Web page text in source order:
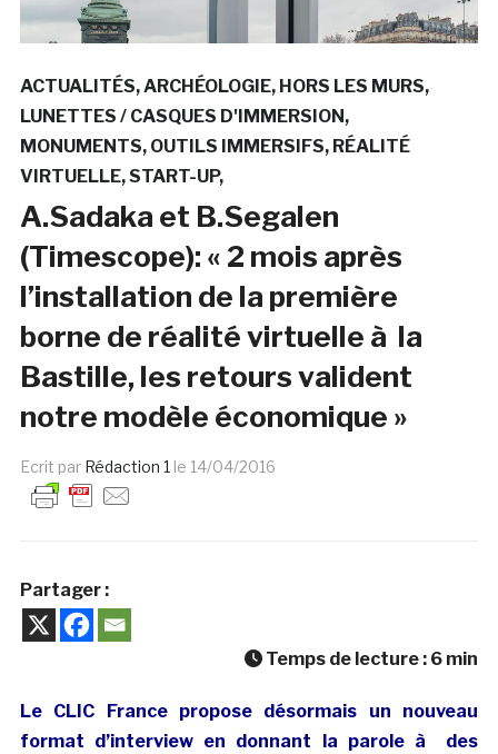
ACTUALITÉS ARCHÉOLOGIE HORS LES MURS
LUNETTES / CASQUES D'IMMERSION
MONUMENTS OUTILS IMMERSIFS RÉALITÉ
VIRTUELLE START-UP
A.Sadaka et B.Segalen
(Timescope): « 2 mois après
l’installation de la première
borne de réalité virtuelle à la
Bastille, les retours valident
notre modèle économique »
Ecrit par Rédaction 1 le 14/04/2016
Partager :
Temps de lecture : 6 min
Le CLIC France propose désormais un nouveau
format d’interview en donnant la parole à des